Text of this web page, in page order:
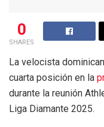
0
SHARES
La velocista
cuarta posición en la
durante la reunión
Liga Diamante 2025.